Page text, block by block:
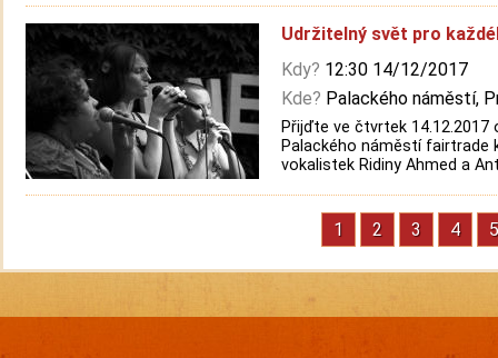
Udržitelný svět pro
Kdy? 12:30 14/12/2017
Kde? Palackého náměstí,
Přijďte ve čtvrtek
Palackého náměstí fairtrade
vokalistek Ridiny Ahmed a
Stránka
1 Stránka
2 Stránka
3 4 5